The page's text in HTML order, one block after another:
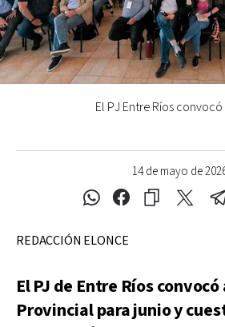
14 de mayo de
El PJ Entre Ríos
REDACCIÓN ELONCE
El PJ de Entre Ríos
Provincial para junio y